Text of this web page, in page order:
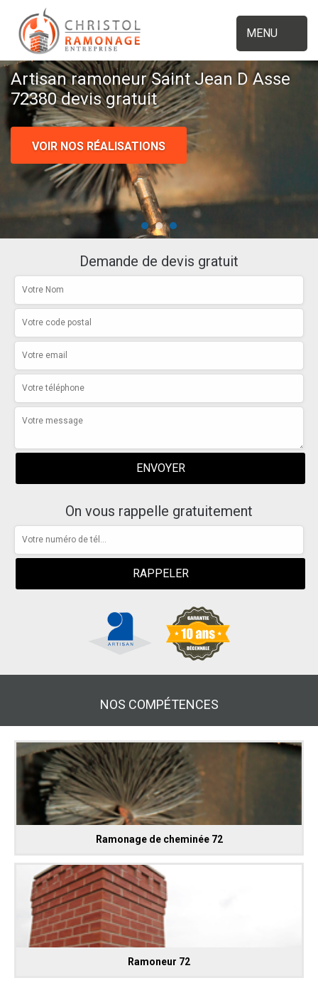
MENU
Artisan ramoneur Saint Jean D Asse
72380 devis gratuit
VOIR NOS RÉALISATIONS
Demande de devis gratuit
On vous rappelle gratuitement
NOS COMPÉTENCES
Ramonage de cheminée 72
Ramoneur 72